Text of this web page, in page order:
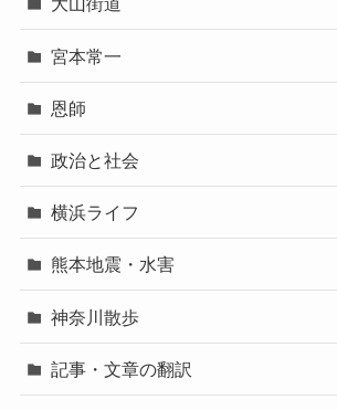
宮本常一
恩師
政治と社会
横浜ライフ
熊本地震・水害
神奈川散歩
記事・文章の翻訳